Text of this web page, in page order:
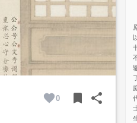
0 bookmark share